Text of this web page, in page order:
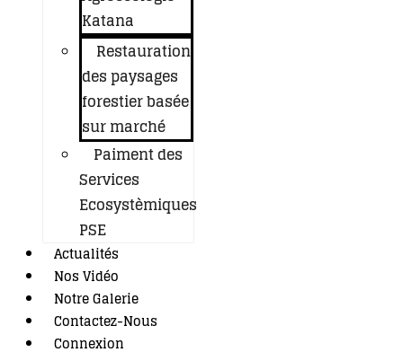
Katana
Restauration
des paysages
forestier basée
sur marché
Paiment des
Services
Ecosystèmiques
PSE
Actualités
Nos Vidéo
Notre Galerie
Contactez-Nous
Connexion